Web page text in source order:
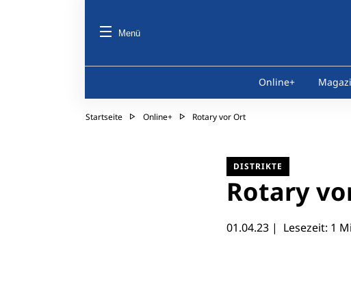
Menü
Online+
Startseite Online+ Rotary vor Ort
DISTRIKTE
Rotary
01.04.23| Lesezeit: 1